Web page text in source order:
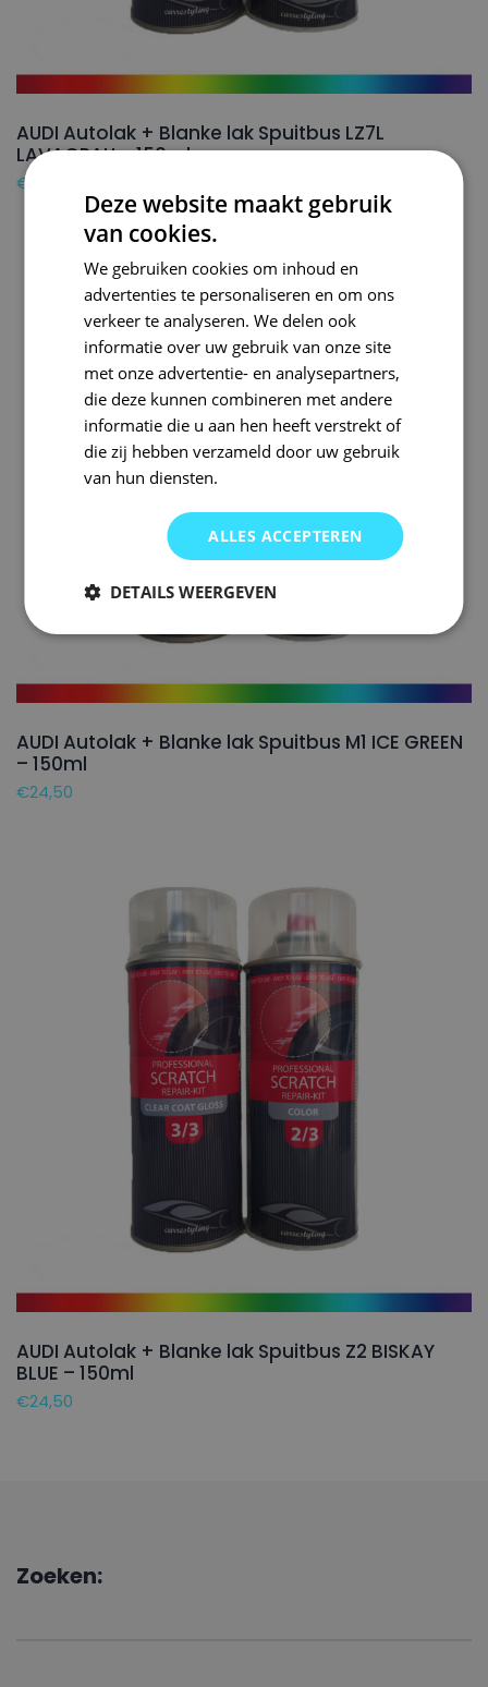
AUDI Autolak + Blanke lak Spuitbus LZ7L
LAVAGRAU – 150ml
€
AUDI Autolak + Blanke lak Spuitbus M1 ICE GREEN
– 150ml
€24,50
AUDI Autolak + Blanke lak Spuitbus Z2 BISKAY
BLUE – 150ml
€24,50
Zoeken:
Deze website maakt gebruik
van cookies.
We gebruiken cookies om inhoud en
advertenties te personaliseren en om ons
verkeer te analyseren. We delen ook
informatie over uw gebruik van onze site
met onze advertentie- en analysepartners,
die deze kunnen combineren met andere
informatie die u aan hen heeft verstrekt of
die zij hebben verzameld door uw gebruik
van hun diensten.
ALLES ACCEPTEREN
DETAILS WEERGEVEN